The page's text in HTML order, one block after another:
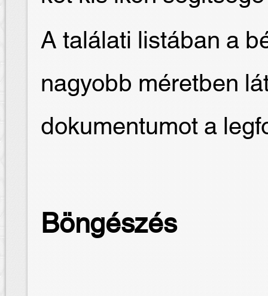
A találati listában a
nagyobb méretben
dokumentumot a
Böngészés